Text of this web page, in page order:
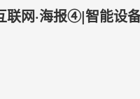
联网·海报④|智能设